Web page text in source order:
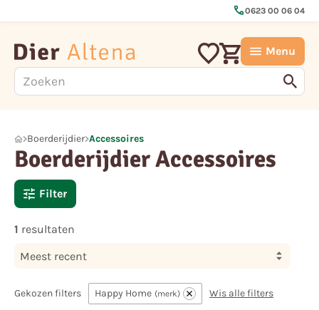
call0623 00 06 04
Menu
Boerderijdier Accessoires
Boerderijdier Accessoires
Filter
1 resultaten
Meest recent
Gekozen filters Happy Home merk Wis alle filters